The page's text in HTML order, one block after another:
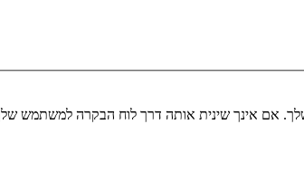
אם אינך שינית אותה דרך לוח הבקרה למשתמש